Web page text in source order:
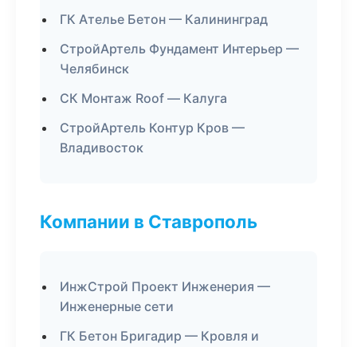
ГК Ателье Бетон — Калининград
СтройАртель Фундамент Интерьер —
Челябинск
СК Монтаж Roof — Калуга
СтройАртель Контур Кров —
Владивосток
Компании в Ставрополь
ИнжСтрой Проект Инженерия —
Инженерные сети
ГК Бетон Бригадир — Кровля и